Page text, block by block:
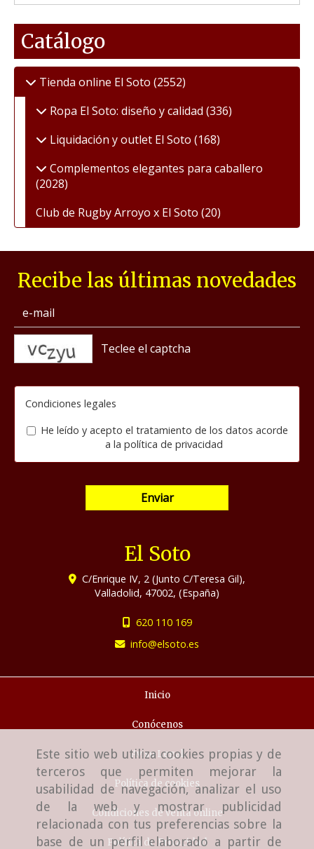
Este sitio web utiliza cookies propias y de
terceros que permiten mejorar la
usabilidad de navegación, analizar el uso
de la web y mostrar publicidad
relacionada con tus preferencias sobre la
base de un perfil elaborado a partir de
Catálogo
Tienda online El Soto (2552)
Ropa El Soto: diseño y calidad (336)
Liquidación y outlet El Soto (168)
Complementos elegantes para caballero
(2028)
Club de Rugby Arroyo x El Soto (20)
Recibe las últimas novedades
Condiciones legales
He leído y acepto el tratamiento de los datos acorde
a la política de privacidad
Enviar
El Soto
C/Enrique IV, 2 (Junto C/Teresa Gil),
Valladolid, 47002, (España)
620 110 169
info
elsoto.es
Inicio
Conócenos
Aviso Legal
Política de cookies
Condiciones de venta online
Política de Privacidad